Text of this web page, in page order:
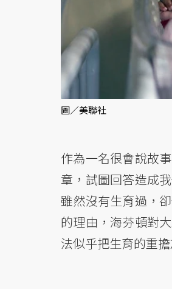
圖／美聯社
作為一名很會說故
章，試圖回答造成
雖然沒有生育過，
的理由，海芬頓對
法似乎把生育的重